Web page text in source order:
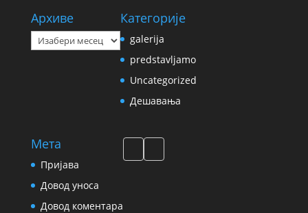
Архиве
Архиве
Категорије
galerija
predstavljamo
Uncategorized
Дешавања
Мета
Пријава
Довод уноса
Довод коментара